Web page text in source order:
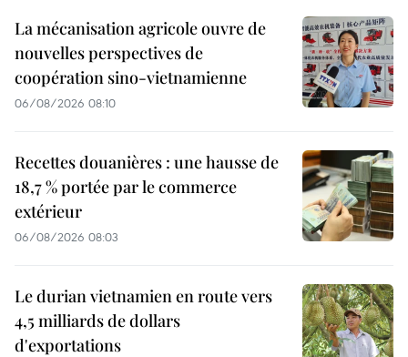
La mécanisation agricole ouvre de
nouvelles perspectives de
coopération sino-vietnamienne
06/08/2026 08:10
Recettes douanières : une hausse de
18,7 % portée par le commerce
extérieur
06/08/2026 08:03
Le durian vietnamien en route vers
4,5 milliards de dollars
d'exportations